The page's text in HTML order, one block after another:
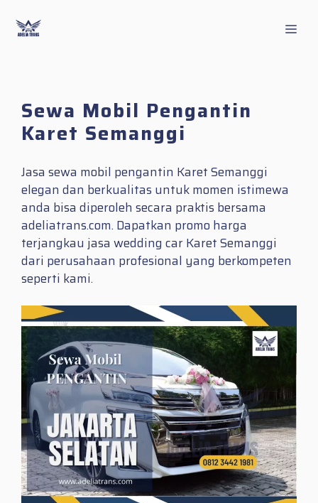
content
Sewa Mobil Pengantin
Karet Semanggi
Jasa sewa mobil pengantin Karet Semanggi
elegan dan berkualitas untuk momen istimewa
anda bisa diperoleh secara praktis bersama
adeliatrans.com. Dapatkan promo harga
terjangkau jasa wedding car Karet Semanggi
dari perusahaan profesional yang berkompeten
seperti kami.